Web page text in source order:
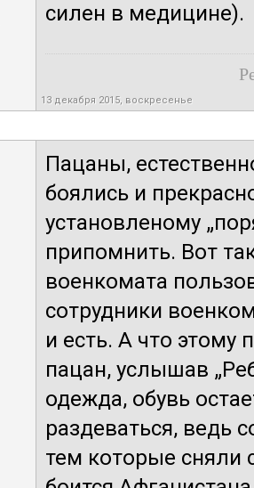
силен в медицине).
13 декабря 2015, воскресенье
Пацаны,
боялись и
установленому
припомнить. Вот
военкомата
сотрудники
и есть. А что этому
пацан, услышав
одежда, обувь
раздеваться, ведь
тем которые сняли